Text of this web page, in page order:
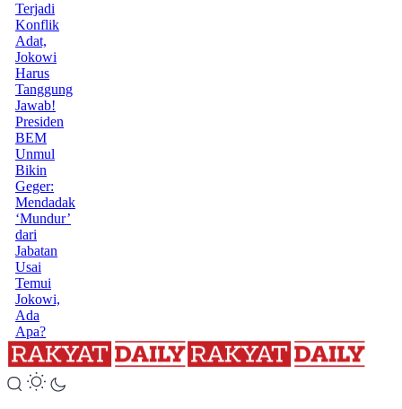
Terjadi
Konflik
Adat,
Jokowi
Harus
Tanggung
Jawab!
Presiden
BEM
Unmul
Bikin
Geger:
Mendadak
‘Mundur’
dari
Jabatan
Usai
Temui
Jokowi,
Ada
Apa?